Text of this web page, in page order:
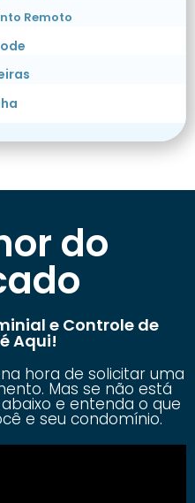
Remoto
do
e Controle de
Aqui!
hora de solicitar uma
Mas se não está
e entenda o que
e seu condomínio.